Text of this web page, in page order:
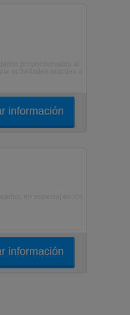
información
información